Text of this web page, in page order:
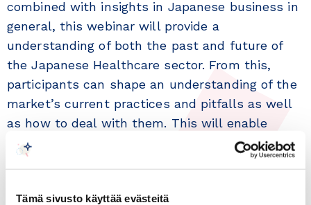
Tämä sivusto käyttää evästeitä
combined with insights in Japanese business in
general, this webinar will provide a
understanding of both the past and future of
the Japanese Healthcare sector. From this,
participants can shape an understanding of the
market’s current practices and pitfalls as well
as how to deal with them. This will enable
companies to plan their approach to the
lucrative and growing Japanese market for